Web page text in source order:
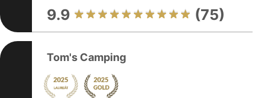
9.9 (75)
Tom's Camping